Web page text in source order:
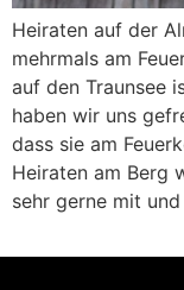
Heiraten auf der
mehrmals am
auf den Traunsee
haben wir uns
dass sie am
Heiraten am Berg
sehr gerne mit